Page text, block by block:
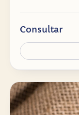
Consultar